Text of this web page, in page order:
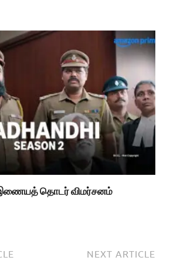
இணையத் தொடர் விமர்சனம்
NEXT ARTICLE